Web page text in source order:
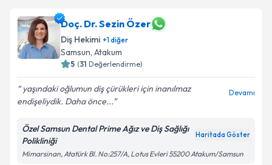
Doç. Dr. Sezin Özer
Diş Hekimi +1diğer
Samsun, Atakum
5 (31 Değerlendirme)
yaşındaki oğlumun diş çürükleri için inanılmaz
endişeliydik. Daha önce...
Devamı
Özel Samsun Dental Prime Ağız ve Diş Sağlığı
Polikliniği
Haritada Göster
Mimarsinan, Atatürk Bl. No:257/A, Lotus Evleri 55200 Atakum/Samsun